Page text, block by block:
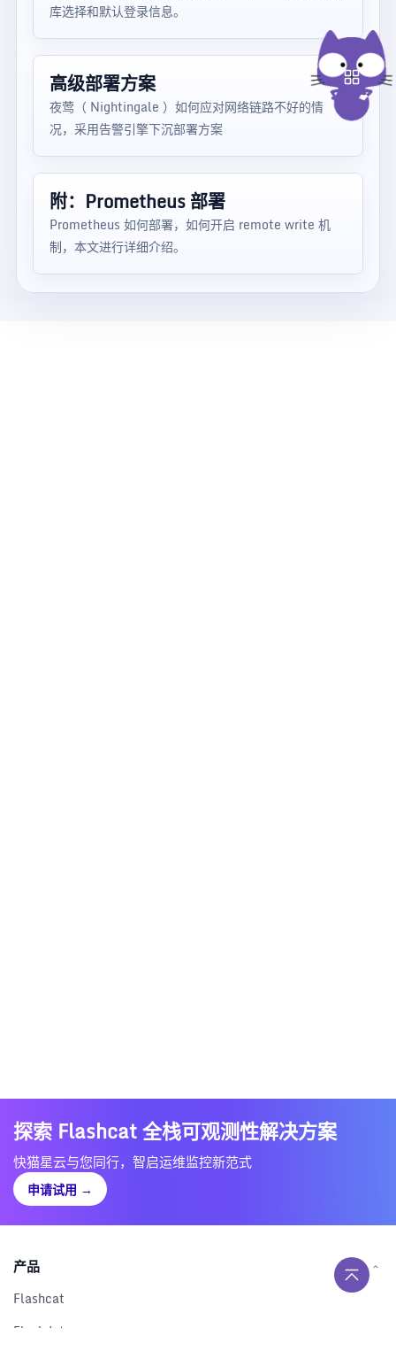
库选择和默认登录信息。
高级部署方案
夜莺（ Nightingale ）如何应对网络链路不好的情
况，采用告警引擎下沉部署方案
附：Prometheus 部署
Prometheus 如何部署，如何开启 remote write 机
制，本文进行详细介绍。
探索 Flashcat 全栈可观测性解决方案
快猫星云与您同行，智启运维监控新范式
申请试用 →
产品
Flashcat
Flashduty